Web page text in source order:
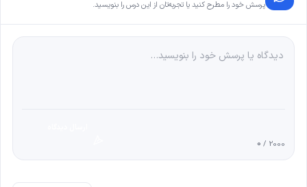
پرسش خود را مطرح کنید یا تجربه‌تان از این درس را بنویسید.
0 / 2000